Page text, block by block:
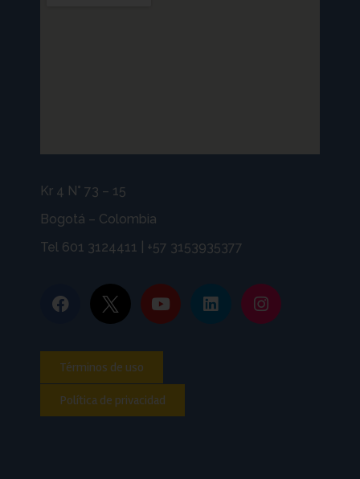
Kr 4 N° 73 – 15
Bogotá – Colombia
Tel 601 3124411 | +57 3153935377
Términos de uso
Política de privacidad